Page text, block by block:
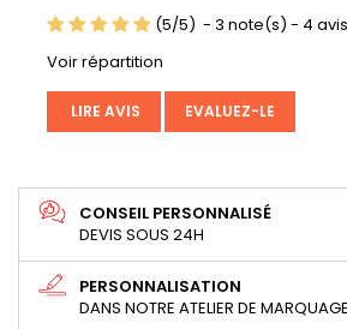
(5/5) - 3 note(s) - 4 avis
Voir répartition
LIRE AVIS EVALUEZ-LE
CONSEIL PERSONNALISÉ
DEVIS SOUS 24H
PERSONNALISATION
DANS NOTRE ATELIER DE MARQUAGE